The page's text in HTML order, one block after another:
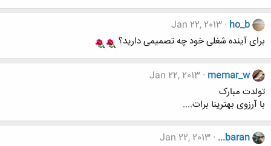
ho_b
Jan 22, 2013
برای آینده شغلی خود چه تصمیمی دارید؟
memar_w
Jan 22, 2013
تولدت مبارک
با آرزوی بهترینا برات....
...baran
Jan 22, 2013